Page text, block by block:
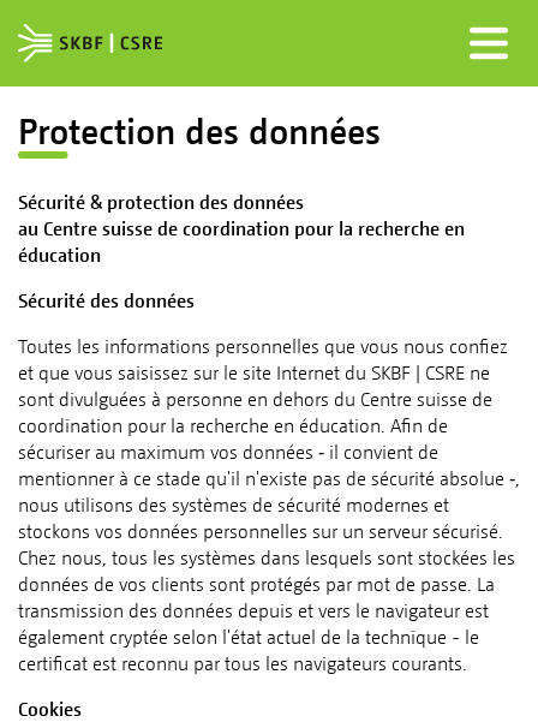
Protection des données
Sécurité & protection des données
au Centre suisse de coordination pour la recherche en
éducation
Sécurité des données
Toutes les informations personnelles que vous nous confiez
et que vous saisissez sur le site Internet du SKBF | CSRE ne
sont divulguées à personne en dehors du Centre suisse de
coordination pour la recherche en éducation. Afin de
sécuriser au maximum vos données ‑ il convient de
mentionner à ce stade qu'il n'existe pas de sécurité absolue ‑,
nous utilisons des systèmes de sécurité modernes et
stockons vos données personnelles sur un serveur sécurisé.
Chez nous, tous les systèmes dans lesquels sont stockées les
données de vos clients sont protégés par mot de passe. La
transmission des données depuis et vers le navigateur est
également cryptée selon l'état actuel de la technique - le
certificat est reconnu par tous les navigateurs courants.
Cookies